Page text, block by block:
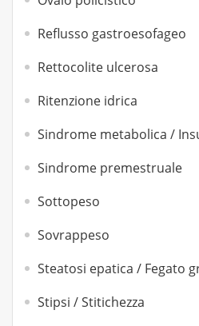
Reflusso gastroesofageo
Rettocolite ulcerosa
Ritenzione idrica
Sindrome metabolica /
Sindrome premestruale
Sottopeso
Sovrappeso
Steatosi epatica / Fegato
Stipsi / Stitichezza